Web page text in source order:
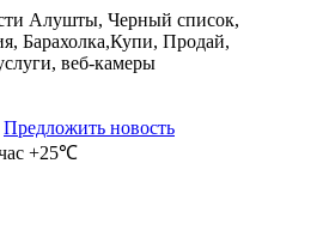
Предложить новость
+25℃